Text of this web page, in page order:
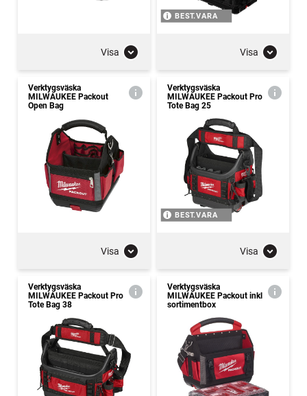
Visa
BEST.VARA
Visa
Verktygsväska
MILWAUKEE Packout
Open Bag
Visa
Verktygsväska
MILWAUKEE Packout Pro
Tote Bag 25
BEST.VARA
Visa
Verktygsväska
MILWAUKEE Packout Pro
Tote Bag 38
Verktygsväska
MILWAUKEE Packout inkl
sortimentbox